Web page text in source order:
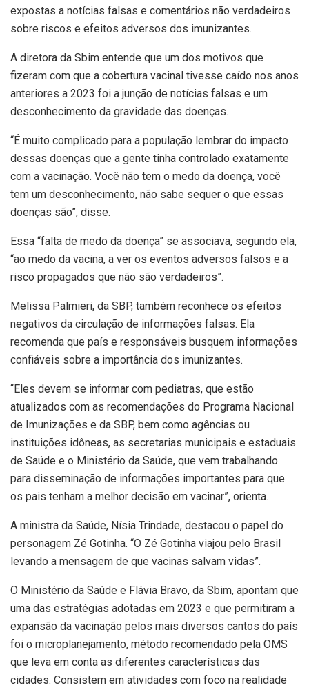
expostas a notícias falsas e comentários não verdadeiros
sobre riscos e efeitos adversos dos imunizantes.
A diretora da Sbim entende que um dos motivos que
fizeram com que a cobertura vacinal tivesse caído nos anos
anteriores a 2023 foi a junção de notícias falsas e um
desconhecimento da gravidade das doenças.
“É muito complicado para a população lembrar do impacto
dessas doenças que a gente tinha controlado exatamente
com a vacinação. Você não tem o medo da doença, você
tem um desconhecimento, não sabe sequer o que essas
doenças são”, disse.
Essa “falta de medo da doença” se associava, segundo ela,
“ao medo da vacina, a ver os eventos adversos falsos e a
risco propagados que não são verdadeiros”.
Melissa Palmieri, da SBP, também reconhece os efeitos
negativos da circulação de informações falsas. Ela
recomenda que país e responsáveis busquem informações
confiáveis sobre a importância dos imunizantes.
“Eles devem se informar com pediatras, que estão
atualizados com as recomendações do Programa Nacional
de Imunizações e da SBP, bem como agências ou
instituições idôneas, as secretarias municipais e estaduais
de Saúde e o Ministério da Saúde, que vem trabalhando
para disseminação de informações importantes para que
os pais tenham a melhor decisão em vacinar”, orienta.
A ministra da Saúde, Nísia Trindade, destacou o papel do
personagem Zé Gotinha. “O Zé Gotinha viajou pelo Brasil
levando a mensagem de que vacinas salvam vidas”.
O Ministério da Saúde e Flávia Bravo, da Sbim, apontam que
uma das estratégias adotadas em 2023 e que permitiram a
expansão da vacinação pelos mais diversos cantos do país
foi o microplanejamento, método recomendado pela OMS
que leva em conta as diferentes características das
cidades. Consistem em atividades com foco na realidade